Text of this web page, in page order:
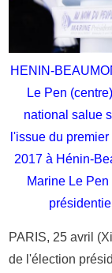
HENIN-
Le Pen
national salue
l'issue du
2017 à Hénin-
Marine Le
PARIS, 25 avril
de l'élection